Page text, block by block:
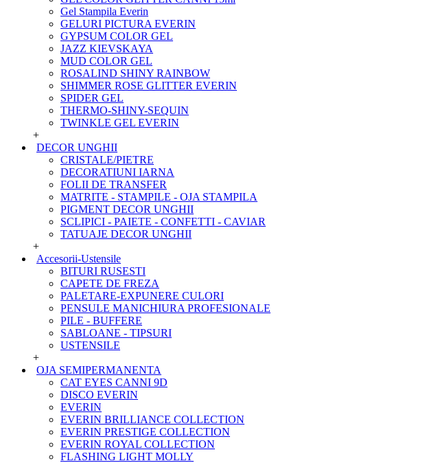
Gel Stampila Everin
GELURI PICTURA EVERIN
GYPSUM COLOR GEL
JAZZ KIEVSKAYA
MUD COLOR GEL
ROSALIND SHINY RAINBOW
SHIMMER ROSE GLITTER EVERIN
SPIDER GEL
THERMO-SHINY-SEQUIN
TWINKLE GEL EVERIN
+
DECOR UNGHII
CRISTALE/PIETRE
DECORATIUNI IARNA
FOLII DE TRANSFER
MATRITE - STAMPILE - OJA STAMPILA
PIGMENT DECOR UNGHII
SCLIPICI - PAIETE - CONFETTI - CAVIAR
TATUAJE DECOR UNGHII
+
Accesorii-Ustensile
BITURI RUSESTI
CAPETE DE FREZA
PALETARE-EXPUNERE CULORI
PENSULE MANICHIURA PROFESIONALE
PILE - BUFFERE
SABLOANE - TIPSURI
USTENSILE
+
OJA SEMIPERMANENTA
CAT EYES CANNI 9D
DISCO EVERIN
EVERIN
EVERIN BRILLIANCE COLLECTION
EVERIN PRESTIGE COLLECTION
EVERIN ROYAL COLLECTION
FLASHING LIGHT MOLLY